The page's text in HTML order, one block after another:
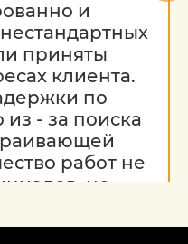
и
приняты
клиента.
по
- за поиска
работ не
но
дальнейшее